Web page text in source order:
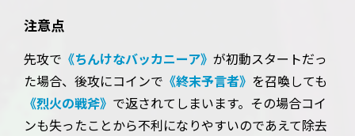
注意点
先攻で 《ちんけなバッカニーア》 が初動スタートだっ
た場合、後攻にコインで 《終末予言者》 を召喚しても
《烈火の戦斧》 で返されてしまいます。その場合コイ
ンも失ったことから不利になりやすいのであえて除去